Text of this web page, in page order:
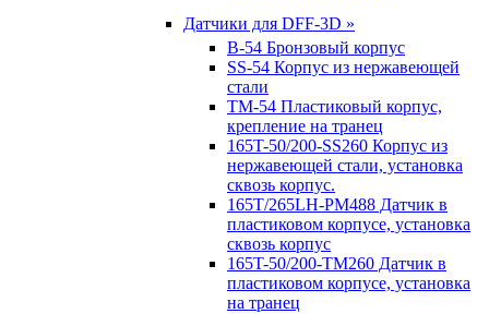
Датчики для DFF-3D »
B-54 Бронзовый корпус
SS-54 Корпус из нержавеющей
стали
TM-54 Пластиковый корпус,
крепление на транец
165T-50/200-SS260 Корпус из
нержавеющей стали, установка
сквозь корпус.
165T/265LH-PM488 Датчик в
пластиковом корпусе, установка
сквозь корпус
165T-50/200-TM260 Датчик в
пластиковом корпусе, установка
на транец